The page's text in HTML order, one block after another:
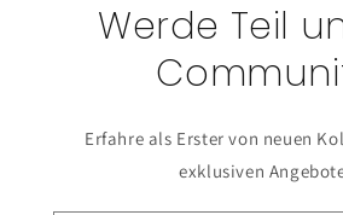
Werde Teil
Erfahre als Erster von neuen
exklusiven